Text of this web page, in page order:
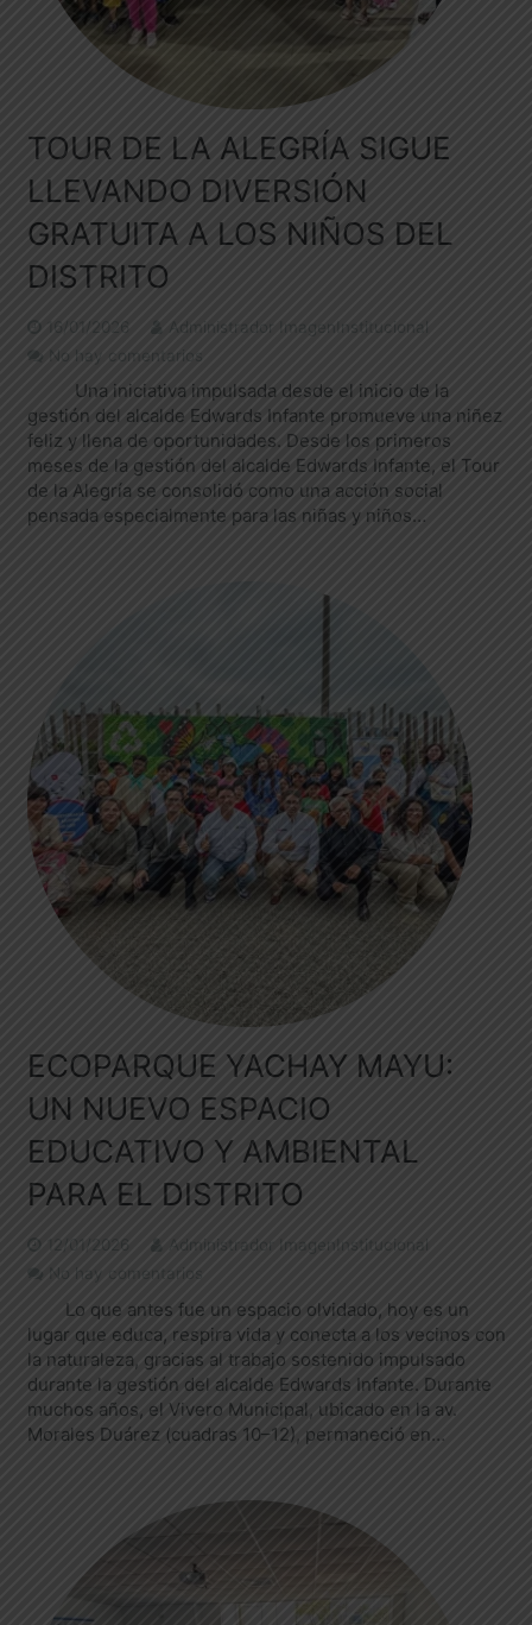
TOUR DE LA ALEGRÍA SIGUE
LLEVANDO DIVERSIÓN
GRATUITA A LOS NIÑOS DEL
DISTRITO
16/01/2026
Administrador ImagenInstitucional
No hay comentarios
Una iniciativa impulsada desde el inicio de la
gestión del alcalde Edwards Infante promueve una niñez
feliz y llena de oportunidades. Desde los primeros
meses de la gestión del alcalde Edwards Infante, el Tour
de la Alegría se consolidó como una acción social
pensada especialmente para las niñas y niños…
ECOPARQUE YACHAY MAYU:
UN NUEVO ESPACIO
EDUCATIVO Y AMBIENTAL
PARA EL DISTRITO
12/01/2026
Administrador ImagenInstitucional
No hay comentarios
Lo que antes fue un espacio olvidado, hoy es un
lugar que educa, respira vida y conecta a los vecinos con
la naturaleza, gracias al trabajo sostenido impulsado
durante la gestión del alcalde Edwards Infante. Durante
muchos años, el Vivero Municipal, ubicado en la av.
Morales Duárez (cuadras 10–12), permaneció en…